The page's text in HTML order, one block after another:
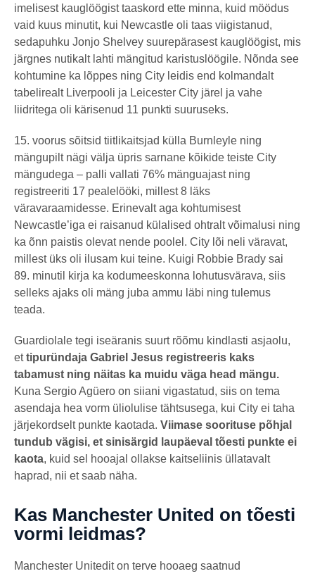
imelisest kauglöögist taaskord ette minna, kuid möödus
vaid kuus minutit, kui Newcastle oli taas viigistanud,
sedapuhku Jonjo Shelvey suurepärasest kauglöögist, mis
järgnes nutikalt lahti mängitud karistuslöögile. Nõnda see
kohtumine ka lõppes ning City leidis end kolmandalt
tabelirealt Liverpooli ja Leicester City järel ja vahe
liidritega oli kärisenud 11 punkti suuruseks.
15. voorus sõitsid tiitlikaitsjad külla Burnleyle ning
mängupilt nägi välja üpris sarnane kõikide teiste City
mängudega – palli vallati 76% mänguajast ning
registreeriti 17 pealelööki, millest 8 läks
väravaraamidesse. Erinevalt aga kohtumisest
Newcastle’iga ei raisanud külalised ohtralt võimalusi ning
ka õnn paistis olevat nende poolel. City lõi neli väravat,
millest üks oli ilusam kui teine. Kuigi Robbie Brady sai
89. minutil kirja ka kodumeeskonna lohutusvärava, siis
selleks ajaks oli mäng juba ammu läbi ning tulemus
teada.
Guardiolale tegi iseäranis suurt rõõmu kindlasti asjaolu,
ettipuründaja Gabriel Jesus registreeris kaks
tabamust ning näitas ka muidu väga head mängu.
Kuna Sergio Agüero on siiani vigastatud, siis on tema
asendaja hea vorm üliolulise tähtsusega, kui City ei taha
järjekordselt punkte kaotada. Viimase soorituse põhjal
tundub vägisi, et sinisärgid laupäeval tõesti punkte ei
kaota, kuid sel hooajal ollakse kaitseliinis üllatavalt
haprad, nii et saab näha.
Kas Manchester United on tõesti
vormi leidmas?
Manchester Unitedit on terve hooaeg saatnud